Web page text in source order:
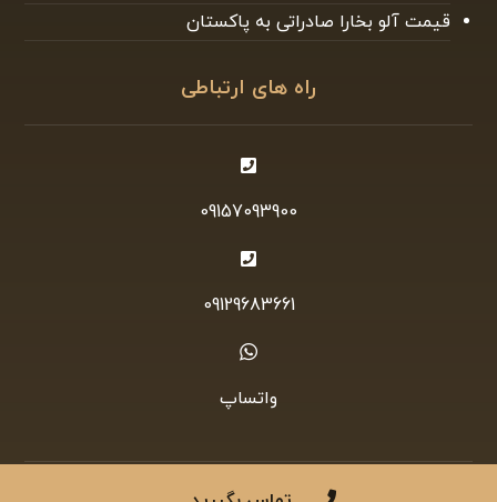
قیمت آلو بخارا صادراتی به پاکستان
راه های ارتباطی
09157093900
09129683661
واتساپ